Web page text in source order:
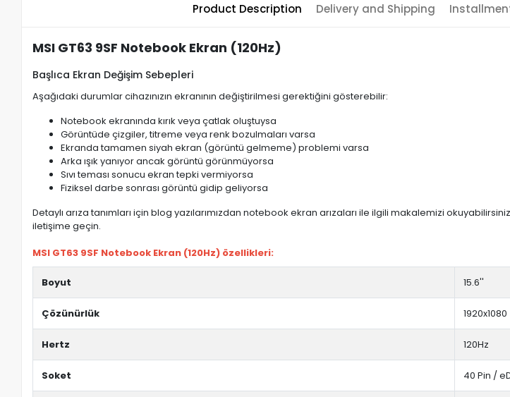
Product Description Delivery and Shipping
MSI GT63 9SF Notebook Ekran (120Hz)
Başlıca Ekran Değişim Sebepleri
Aşağıdaki durumlar cihazınızın ekranının değiştirilmesi gerektiğini gösterebilir:
Notebook ekranında kırık veya çatlak oluştuysa
Görüntüde çizgiler, titreme veya renk bozulmaları varsa
Ekranda tamamen siyah ekran (görüntü gelmeme) problemi varsa
Arka ışık yanıyor ancak görüntü görünmüyorsa
Sıvı teması sonucu ekran tepki vermiyorsa
Fiziksel darbe sonrası görüntü gidip geliyorsa
Detaylı arıza tanımları için blog yazılarımızdan notebook ekran arızaları ile ilgili makalemizi
iletişime geçin.
MSI GT63 9SF Notebook Ekran (120Hz) özellikleri:
Boyut 15.6''
Çözünürlük 1920x1080
Hertz 120Hz
Soket 40 Pin /